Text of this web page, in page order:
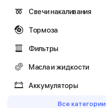
Свечи накаливания
Тормоза
Фильтры
Масла и жидкости
Аккумуляторы
Все категории